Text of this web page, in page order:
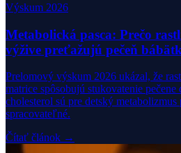
Výskum 2026
Metabolická pasca: Prečo
výžive preťažujú pečeň
Prelomový výskum 2026 ukázal, že
matrice spôsobujú stukovatenie
cholesterol sú pre detský
spracovateľné.
Čítať článok →